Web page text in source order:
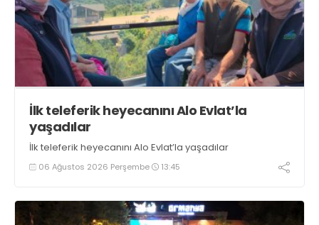
İlk teleferik heyecanını Alo Evlat’la
yaşadılar
İlk teleferik heyecanını Alo Evlat’la yaşadılar
06 Ağustos 2026 Perşembe 13:45